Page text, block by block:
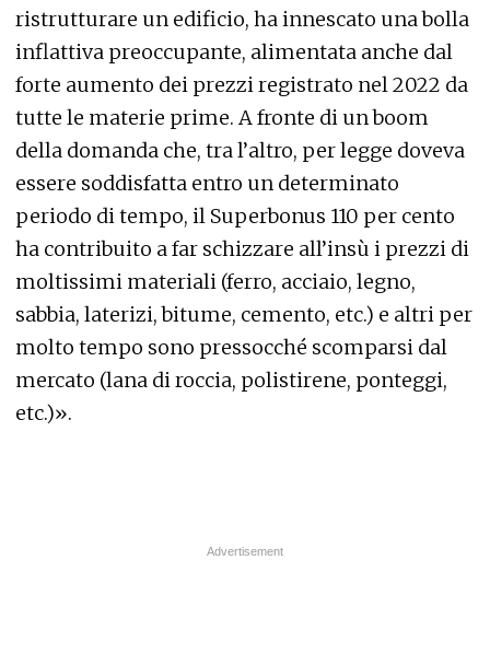
ristrutturare un edificio, ha innescato una bolla
inflattiva preoccupante, alimentata anche dal
forte aumento dei prezzi registrato nel 2022 da
tutte le materie prime. A fronte di un boom
della domanda che, tra l’altro, per legge doveva
essere soddisfatta entro un determinato
periodo di tempo, il Superbonus 110 per cento
ha contribuito a far schizzare all’insù i prezzi di
moltissimi materiali (ferro, acciaio, legno,
sabbia, laterizi, bitume, cemento, etc.) e altri per
molto tempo sono pressocché scomparsi dal
mercato (lana di roccia, polistirene, ponteggi,
etc.)».